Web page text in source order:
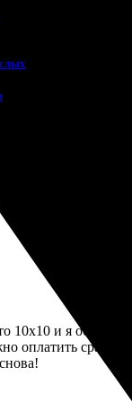
их в срок, без
оказался
10х10 и я
оплатить сразу